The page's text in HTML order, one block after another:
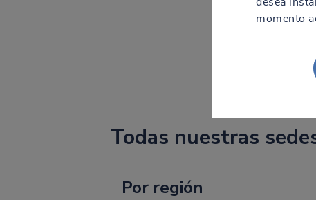
Todas nuestras
Por región
momento